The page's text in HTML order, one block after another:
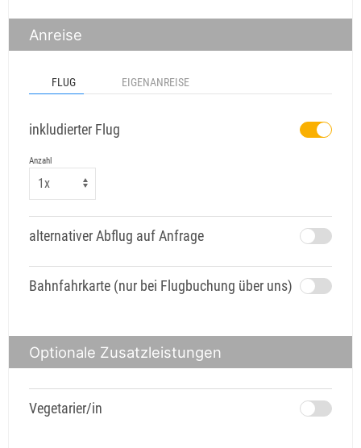
Anreise
FLUG EIGENANREISE
inkludierter Flug
Anzahl
alternativer Abflug auf Anfrage
Bahnfahrkarte (nur bei Flugbuchung über uns)
Optionale Zusatzleistungen
Vegetarier/in